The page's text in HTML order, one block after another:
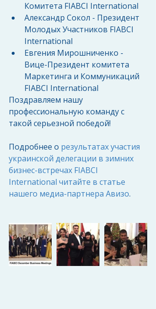
Комитета FIABCI International
Александр Сокол - Президент
Молодых Участников FIABCI
International
Евгения Мирошниченко -
Вице-Президент комитета
Маркетинга и Коммуникаций
FIABCI International
Поздравляем нашу
профессиональную команду с
такой серьезной победой!
Подробнее о результатах участия
украинской делегации в зимних
бизнес-встречах FIABCI
International читайте в статье
нашего медиа-партнера Авизо.